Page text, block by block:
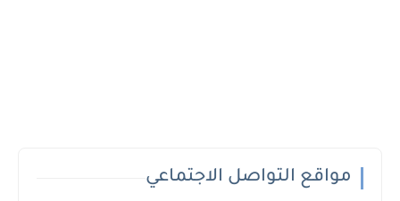
مواقع التواصل الاجتماعي